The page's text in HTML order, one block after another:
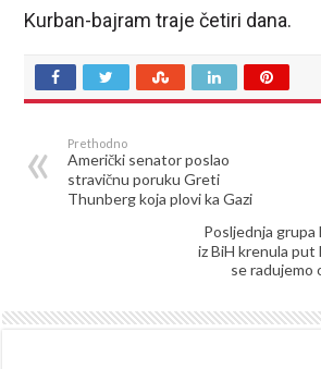
Kurban-bajram traje četiri dana.
Prethodno
Američki senator poslao
stravičnu poruku Greti
Thunberg koja plovi ka Gazi
Posljednja grupa
iz BiH krenula put
se radujemo